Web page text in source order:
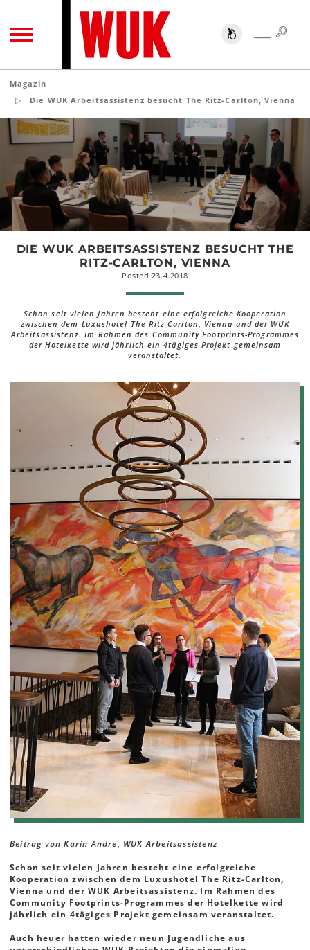
TOGGLE NAVIGATION SUCHE
Magazin
Die WUK Arbeitsassistenz besucht The Ritz-Carlton, Vienna
Die
WUK
Arbeitsassistenz
besucht
The
Ritz-
Carlton,
Vienna
DIE WUK ARBEITSASSISTENZ BESUCHT THE
RITZ-CARLTON, VIENNA
Posted 23.4.2018
Schon seit vielen Jahren besteht eine erfolgreiche Kooperation
zwischen dem Luxushotel The Ritz-Carlton, Vienna und der WUK
Arbeitsassistenz. Im Rahmen des Community Footprints-Programmes
der Hotelkette wird jährlich ein 4tägiges Projekt gemeinsam
veranstaltet.
Beitrag von Karin Andre, WUK Arbeitsassistenz
Schon seit vielen Jahren besteht eine erfolgreiche
Kooperation zwischen dem Luxushotel The Ritz-Carlton,
Vienna und der WUK Arbeitsassistenz. Im Rahmen des
Community Footprints-Programmes der Hotelkette wird
jährlich ein 4tägiges Projekt gemeinsam veranstaltet.
Auch heuer hatten wieder neun Jugendliche aus